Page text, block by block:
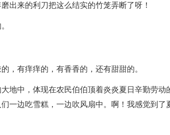
出来的利刀把这么结实的竹笼弄断了呀！
，有痒痒的，有香香的，还有甜甜的。
地中，体现在农民伯伯顶着炎炎夏日辛勤劳动
一边吃雪糕，一边吹风扇中。啊！我感觉到了